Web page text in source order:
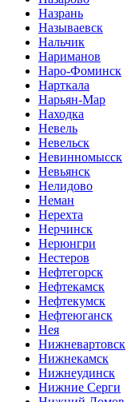
Назрань
Называевск
Нальчик
Нариманов
Наро-Фоминск
Нарткала
Нарьян-Мар
Находка
Невель
Невельск
Невинномысск
Невьянск
Нелидово
Неман
Нерехта
Нерчинск
Нерюнгри
Нестеров
Нефтегорск
Нефтекамск
Нефтекумск
Нефтеюганск
Нея
Нижневартовск
Нижнекамск
Нижнеудинск
Нижние Серги